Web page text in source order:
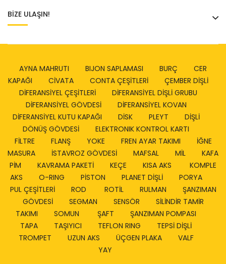
BIZE ULAŞIN!
AYNA MAHRUTI BIJON SAPLAMASI BURÇ
CER
KAPAĞI
CİVATA CONTA ÇEŞİTLERİ
ÇEMBER DİŞLİ
DİFERANSİYEL ÇEŞİTLERİ
DİFERANSİYEL DİŞLİ GRUBU
DİFERANSİYEL GÖVDESİ
DİFERANSİYEL KOVAN
DİFERANSİYEL KUTU KAPAĞI
DİSK PLEYT
DİŞLİ
DÖNÜŞ GÖVDESİ
ELEKTRONIK KONTROL KARTI
FİLTRE
FLANŞ YOKE FREN AYAR TAKIMI
İĞNE
MASURA
İSTAVROZ GÖVDESİ MAFSAL MİL
KAFA
PİM
KAVRAMA PAKETİ KEÇE KISA AKS
KOMPLE
AKS
O-RING PİSTON PLANET DİŞLİ
PORYA
PUL ÇEŞİTLERİ
ROD ROTİL RULMAN
ŞANZIMAN
GÖVDESİ
SEGMAN SENSÖR
SİLİNDİR TAMİR
TAKIMI
SOMUN ŞAFT
ŞANZIMAN POMPASI
TAPA
TAŞIYICI TEFLON RING
TEPSİ DİŞLİ
TROMPET
UZUN AKS ÜÇGEN PLAKA
VALF
YAY